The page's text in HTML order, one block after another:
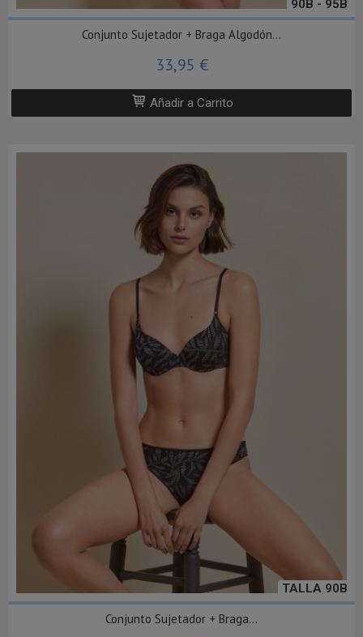
90B - 95B
Conjunto Sujetador + Braga Algodón...
33,95 €
Añadir a Carrito
TALLA 90B
Conjunto Sujetador + Braga...